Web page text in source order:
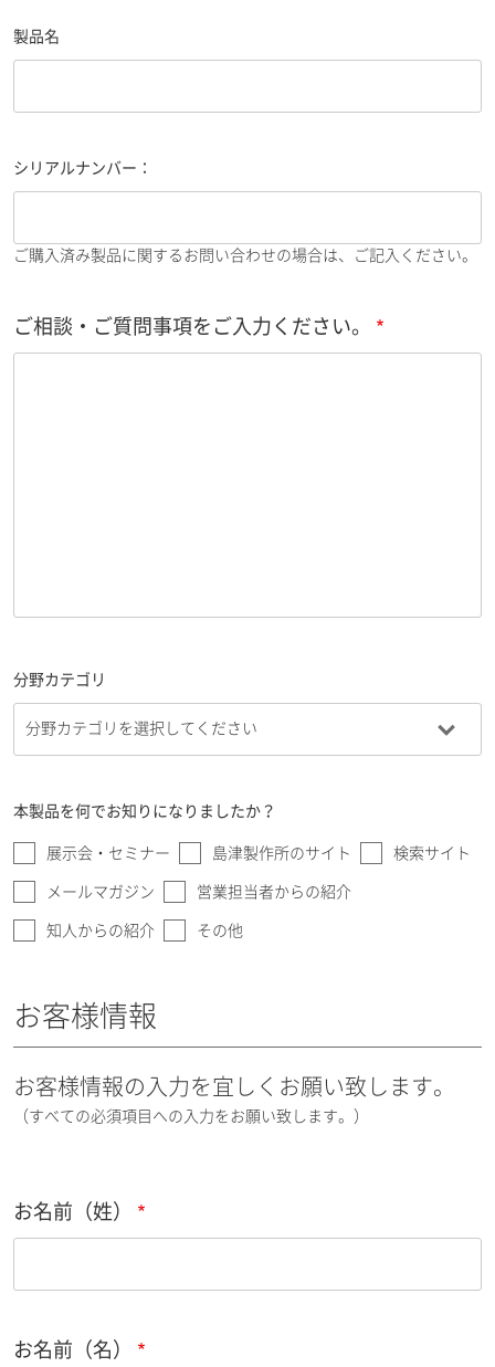
製品名
シリアルナンバー：
ご購入済み製品に関するお問い合わせの場合は、ご記入ください。
ご相談・ご質問事項をご入力ください。
分野カテゴリ
本製品を何でお知りになりましたか？
展示会・セミナー 島津製作所のサイト 検索サイト
メールマガジン 営業担当者からの紹介
知人からの紹介 その他
お客様情報
お客様情報の入力を宜しくお願い致します。
（すべての必須項目への入力をお願い致します。）
お名前（姓）
お名前（名）